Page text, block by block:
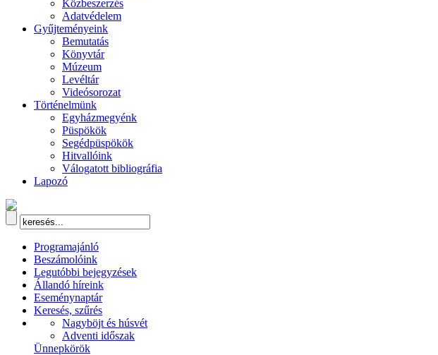
Közbeszerzés
Adatvédelem
Gyűjteményeink
Bemutatás
Könyvtár
Múzeum
Levéltár
Videósorozat
Történelmünk
Egyházmegyénk
Püspökök
Segédpüspökök
Hitvallóink
Válogatott bibliográfia
Lapozó
Programajánló
Beszámolóink
Legutóbbi bejegyzések
Állandó híreink
Eseménynaptár
Keresés, szűrés
Nagyböjt és húsvét
Adventi időszak
Ünnepkörök